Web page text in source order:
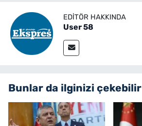
EDITÖR HAKKINDA
User 58
Bunlar da ilginizi çekebilir